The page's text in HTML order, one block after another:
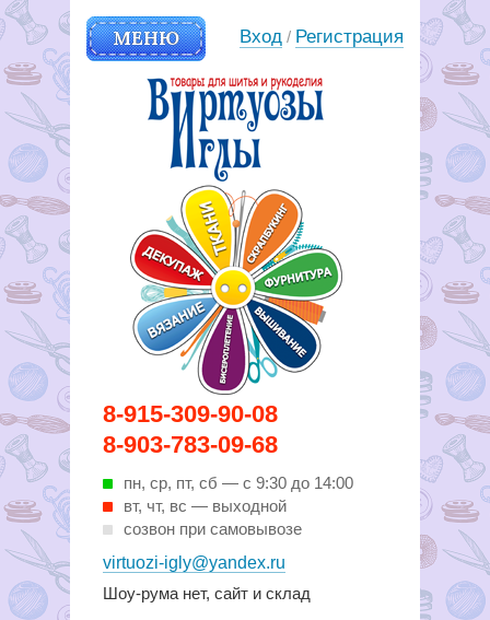
8-915-309-90-08
8-903-783-09-68
пн, ср, пт, cб — с 9:30 до 14:00
вт, чт, вс — выходной
созвон при самовывозе
virtuozi-igly@yandex.ru
Шоу-рума нет, сайт и склад
МЕНЮ
Вирутозы иглы. Товары для
шитья и рукоделья
Вход / Регистрация